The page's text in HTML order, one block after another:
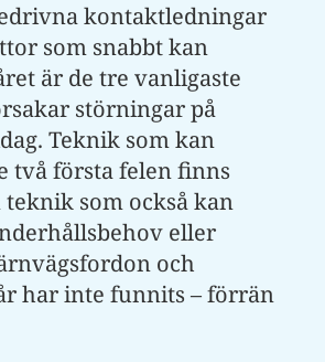
kontaktledningar
som snabbt kan
är de tre vanligaste
störningar på
Teknik som kan
två första felen finns
som också kan
eller
och
har inte funnits – förrän